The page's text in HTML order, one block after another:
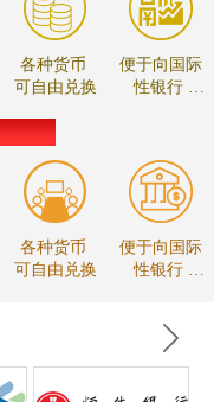
各种货币
可自由兑换
便于向国际
性银行
各种货币
可自由兑换
便于向国际
性银行